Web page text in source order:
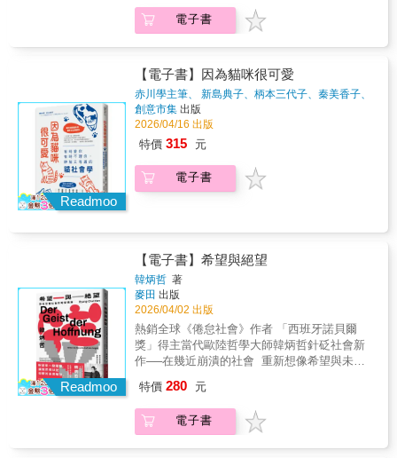
學教授、國際貨幣基金組織前首席經濟學家／
拉古拉姆．拉詹「強而有力地解釋為何錯誤訊
息是影響所有人的問題──無論是在金融、政
治、媒體、商業或任何地方。作者提供了在自
己生活乃至整個社會如何應對這個問題的想
法。是一本及時又相當啟發人心的書。」——
《金融時報》總編輯、《穀倉效應》作者／吉
蓮．邰蒂「一本頭腦清楚的指南，帶領讀者看
穿企業、大學、作者與 TED 演講名嘴兜售的誇
大說法、草率研究，以及偶爾赤裸裸的謊言。
……這是一本切合時代的書，而且即使涉及偏
學術的統計理論，也常常讓人會心一笑。」
發，層層拆解「論述、資料、證據與證明」間
常被混淆的關係。作者指出多數誤導並非來自
赤裸的假訊息，而是被包裝得精緻動人的故
事、似是而非的統計與被過度詮釋的研究。在
後真相時代，辨識真偽是每個公民的基本素
養。本書提供一套清晰且可操作的思考框架，
讓我們在情緒與立場之前，先回到證據與邏
輯。這不是一本可有可無的書，而是一種必要
的免疫力。——全民查假會社總編審／陳秀鳳
容易讀的書。我覺得非常適合用來溝通「相關
非因果」、「確認偏誤是什麼」之類的議題。
也非常適合拿來檢視我們自己或外部作者的稿
中終於明白，「回家」才是真正走過的路。孩
子的父親離世後，Amber第一次發現自己無法
再站在前面——不論是家庭或職場——替所有
直到重新站在一個真正屬於自己的位置上。放
下不是自己的責任、放下不再適合的角色、不
再急著回答別人的問題，也不再急著替自己找
方向。在家庭，在職場，都是如此。如果你正
承擔一個早已耗盡你的角色，如果你在關係、
你會在書中的某一頁發現——原來自己是可以
坐下來，欣賞自己和他人。這本書，可以陪你
了。 && &研究貓奴與貓關係的書：貓為什麼
會成為我們生命中如此特別的存在？ && &貓
咪，透過本書可以更了解貓在人類生活中的地
位。 && &喵的社會學並不伸張貓咪不可愛，
理解關於貓存在在這個世代的一切社會行為。
人與人之間的關係，無論如何都難以單純，其
中或多或少摻雜著任務或利害的糾葛。（中
略）但世上唯一無雜質，呈現「純粹關係」到
極致的，或許唯有貓與人類的關係吧？（節錄
自第一章） 貓咪教會我們的，是「純粹存在」
的社會學家編寫的「貓社會學」誕生！ & 第一
對四十八名愛貓人士的訪談，並運用某項研究
方法將貓的魅力歸納為七個要素。儘管只分析
四十八位人士的訪談內容，但與透過生成式AI
獲得的回答相比，人與貓之間建立的「純粹關
係」這一特徵顯得更加明確。 第二章「我們從
貓咪咖啡廳得到了什麼？」 本章透過兼具興趣
與實用的觀察和訪談，分析動物咖啡廳，特別
彼此之間的互動。文中指出，近年來，收容領
養型的貓咪咖啡廳愈來愈多，這裡不只提供人
與貓相遇的機會，也成為人與人邂逅的場所。
第三章「普通貓咪聚集的「貓島」，為什麼人
電子書
Readmoo
【電子書】因為貓咪很可愛
赤川學主筆、 新島典子、柄本三代子、秦美香子、
出口剛司、齋藤環
創意市集 出版
2026/04/16 出版
特價 315 元
電子書
Readmoo
【電子書】希望與絕望
韓炳哲 著
麥田 出版
2026/04/02 出版
熱銷全球《倦怠社會》作者 「西班牙諾貝爾
獎」得主當代歐陸哲學大師韓炳哲針砭社會新
作──在幾近崩潰的社會 重新想像希望與未來
來解放。◢◤台北藝術大學戲劇系兼任助理教
授 耿一偉──專文導讀 好哲凳（國家兩廳院自
製Podcast）、林予晞（演員）、紀金慶（臺灣
特價 280 元
電子書